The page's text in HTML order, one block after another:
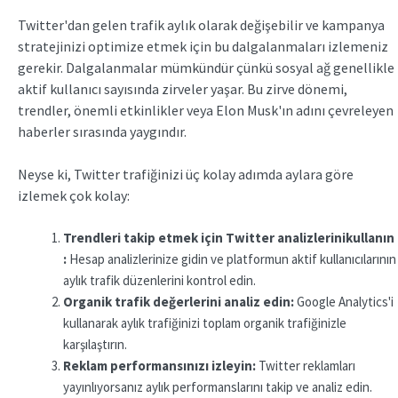
Twitter'dan gelen trafik aylık olarak değişebilir ve kampanya
stratejinizi optimize etmek için bu dalgalanmaları izlemeniz
gerekir. Dalgalanmalar mümkündür çünkü sosyal ağ genellikle
aktif kullanıcı sayısında zirveler yaşar. Bu zirve dönemi,
trendler, önemli etkinlikler veya Elon Musk'ın adını çevreleyen
haberler sırasında yaygındır.
Neyse ki, Twitter trafiğinizi üç kolay adımda aylara göre
izlemek çok kolay:
Trendleri takip etmek için Twitter analizlerinikullanın
: Hesap analizlerinize gidin ve platformun aktif kullanıcılarının
aylık trafik düzenlerini kontrol edin.
Organik trafik değerlerini analiz edin:Google Analytics'i
kullanarak aylık trafiğinizi toplam organik trafiğinizle
karşılaştırın.
Reklam performansınızı izleyin: Twitter reklamları
yayınlıyorsanız aylık performanslarını takip ve analiz edin.